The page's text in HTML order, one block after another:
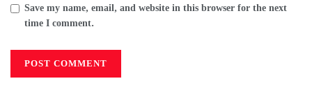
Save my name, email, and website in this browser for the next
time I comment.